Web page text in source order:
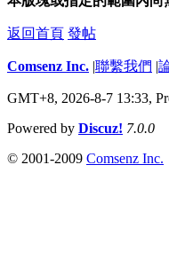
返回首頁 發帖
Comsenz Inc. |聯繫我們 |
GMT+8, 2026-8-7 13:33,
Powered by Discuz! 7.0.0
© 2001-2009 Comsenz Inc.